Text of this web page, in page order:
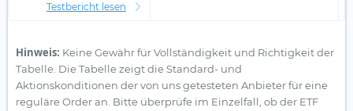
Testbericht lesen
Hinweis: Keine Gewähr für Vollständigkeit und Richtigkeit der
Tabelle. Die Tabelle zeigt die Standard- und
Aktionskonditionen der von uns getesteten Anbieter für eine
reguläre Order an. Bitte überprüfe im Einzelfall, ob der ETF